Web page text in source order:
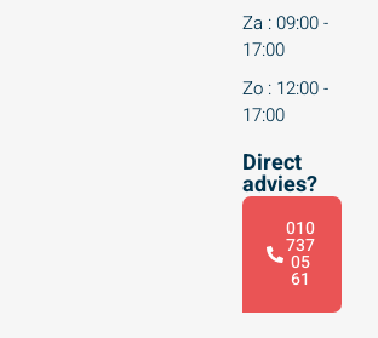
Za : 09:00 -
17:00
Zo : 12:00 -
17:00
Direct
advies?
010
737
05
61